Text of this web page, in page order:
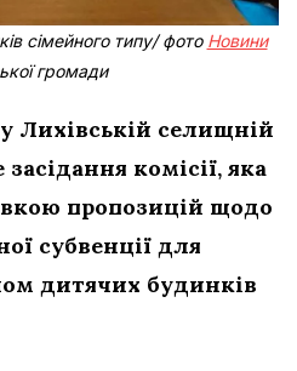
сімейного типу/ фото Новини
громади
Лихівській селищній
комісії, яка
пропозицій щодо
субвенції для
дитячих будинків